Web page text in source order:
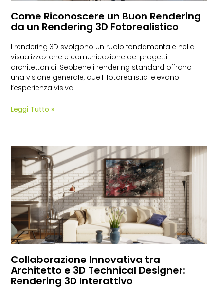
Come Riconoscere un Buon Rendering
da un Rendering 3D Fotorealistico
I rendering 3D svolgono un ruolo fondamentale nella
visualizzazione e comunicazione dei progetti
architettonici. Sebbene i rendering standard offrano
una visione generale, quelli fotorealistici elevano
l’esperienza visiva.
Leggi Tutto »
Collaborazione Innovativa tra
Architetto e 3D Technical Designer:
Rendering 3D Interattivo